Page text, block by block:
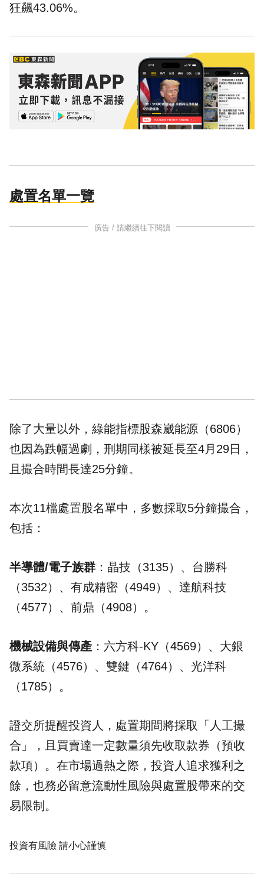
狂飆43.06%。
處置名單一覽
廣告 / 請繼續往下閱讀
除了大量以外，綠能指標股森崴能源（6806）
也因為跌幅過劇，刑期同樣被延長至4月29日，
且撮合時間長達25分鐘。
本次11檔處置股名單中，多數採取5分鐘撮合，
包括：
半導體/電子族群 ：晶技（3135）、台勝科
（3532）、有成精密（4949）、達航科技
（4577）、前鼎（4908）。
機械設備與傳產 ：六方科-KY（4569）、大銀
微系統（4576）、雙鍵（4764）、光洋科
（1785）。
證交所提醒投資人，處置期間將採取「人工撮
合」，且買賣達一定數量須先收取款券（預收
款項）。在市場過熱之際，投資人追求獲利之
餘，也務必留意流動性風險與處置股帶來的交
易限制。
投資有風險 請小心謹慎